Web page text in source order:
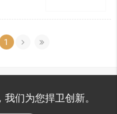
1
们为您捍卫创新。